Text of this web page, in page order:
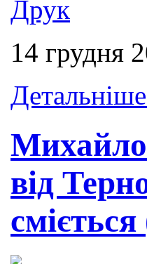
14 грудня
Михайло
від